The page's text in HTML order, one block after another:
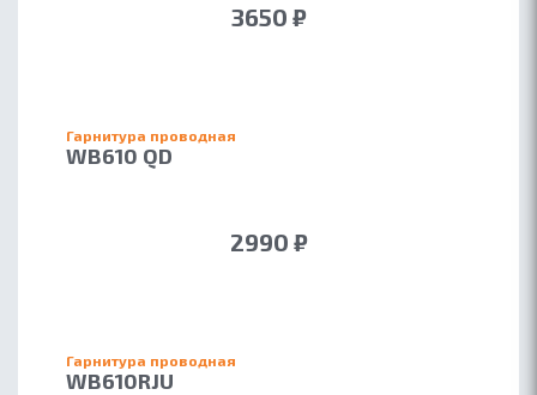
3650 ₽
Гарнитура проводная
WB610 QD
2990 ₽
Гарнитура проводная
WB610RJU